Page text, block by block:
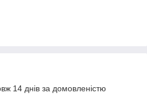
14 днів за домовленістю